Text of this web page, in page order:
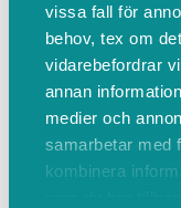
vissa fall för
behov, tex om
vidarebefordrar
annan
medier och
samarbetar med
kombinera